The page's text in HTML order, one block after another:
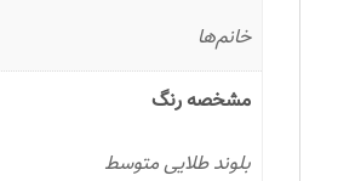
خانم‌ها
مشخصه رنگ
بلوند طلایی متوسط